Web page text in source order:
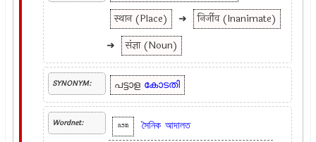
स्थान (Place)
➜
निर्जीव (Inanimate)
➜
संज्ञा (Noun)
SYNONYM: പട്ടാള കോടതി
Wordnet: asm সৈনিক আদালত